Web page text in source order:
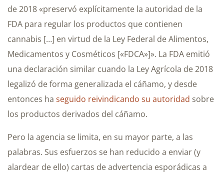
de 2018 «preservó explícitamente la autoridad de la
FDA para regular los productos que contienen
cannabis […] en virtud de la Ley Federal de Alimentos,
Medicamentos y Cosméticos [«FDCA»]». La FDA emitió
una declaración similar cuando la Ley Agrícola de 2018
legalizó de forma generalizada el cáñamo, y desde
entonces ha seguido reivindicando su autoridad sobre
los productos derivados del cáñamo.
Pero la agencia se limita, en su mayor parte, a las
palabras. Sus esfuerzos se han reducido a enviar (y
alardear de ello) cartas de advertencia esporádicas a